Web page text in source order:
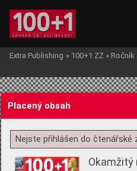
Žádost o souhlas s
Extra Publishing » 100+1 ZZ » Ročník
Placený obsah
Nejste přihlášen do čtenářské
Okamžitý